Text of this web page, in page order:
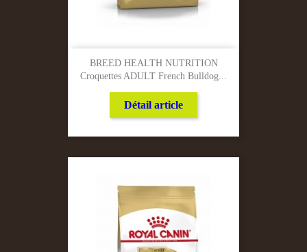
BREED HEALTH NUTRITION
Croquettes ADULT French Bulldog...
Détail article